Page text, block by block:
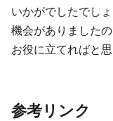
いかがでしたでし
機会がありました
お役に立てればと思
参考リンク